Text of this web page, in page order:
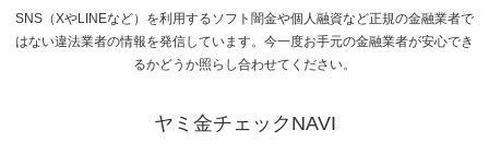
SNS（XやLINEなど）を利用するソフト闇金や個人融資など正規の金融業者で
はない違法業者の情報を発信しています。今一度お手元の金融業者が安心でき
るかどうか照らし合わせてください。
ヤミ金チェックNAVI